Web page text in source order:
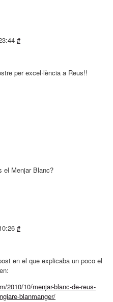
#
per excel·lència a Reus!!
el Menjar Blanc?
#
en el que explicaba un poco el
2010/10/menjar-blanc-de-reus-
blanmanger/